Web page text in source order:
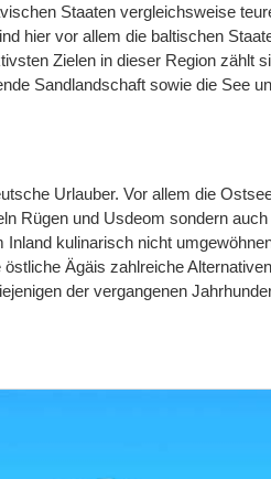
Staaten vergleichsweise
hier vor allem die baltischen
Zielen in dieser Region zählt
Sandlandschaft sowie die See
Urlauber. Vor allem die
Rügen und Usdeom sondern auch
kulinarisch nicht
Ägäis zahlreiche
der vergangenen